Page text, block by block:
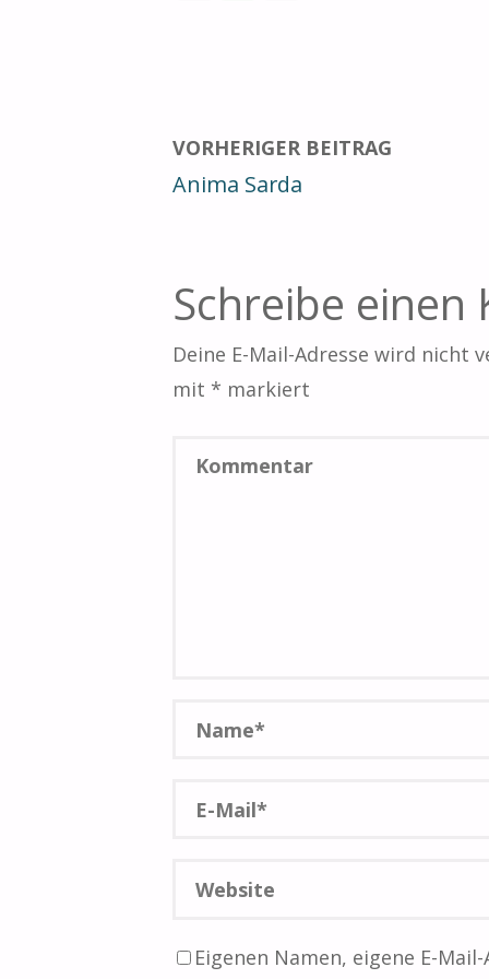
p
p
n
k
VORHERIGER BEITRAG
Anima Sarda
Schreibe
Deine E-Mail-Adresse wird nicht
mit * markiert
Eigenen Namen, eigene E-